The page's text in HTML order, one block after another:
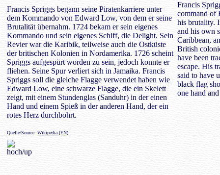
Francis Spriggs begann seine Piratenkarriere unter
dem Kommando von Edward Low, von dem er seine
Brutalität übernahm. 1724 bekam er sein eigenes
Kommando und sein eigenes Schiff, die Delight. Sein
Revier war die Karibik, teilweise auch die Ostküste
der britischen Kolonien in Nordamerika. 1726 scheint
Spriggs aufgespürt worden zu sein, jedoch konnte er
fliehen. Seine Spur verliert sich in Jamaika. Francis
Spriggs soll die gleiche Flagge verwendet haben wie
Edward Low, eine schwarze Flagge, die ein Skelett
zeigt, mit einem Stundenglas (Sanduhr) in der einen
Hand und einem Spieß in der anderen Hand, der ein
rotes Herz durchbohrt.
Francis
command of
his brutality.
and his own
Caribbean,
British
have been
escape. His
said to have
black flag
one hand
Quelle/Source: Wikipedia (EN)